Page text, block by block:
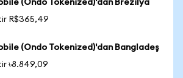
(Ondo Tokenized)'dan Brezilya
R$365,49
(Ondo Tokenized)'dan Bangladeş
৳8.849,09